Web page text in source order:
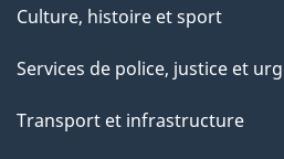
Culture, histoire et sport
Services de police, justice et
Transport et infrastructure